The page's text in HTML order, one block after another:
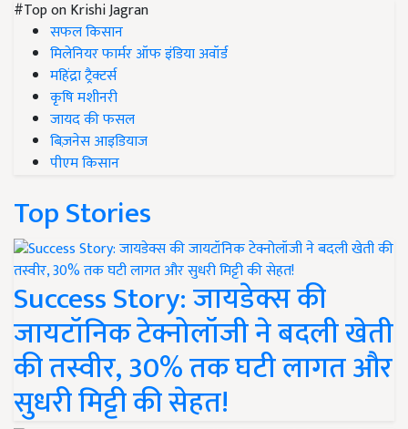
#Top on Krishi Jagran
सफल किसान
मिलेनियर फार्मर ऑफ इंडिया अवॉर्ड
महिंद्रा ट्रैक्टर्स
कृषि मशीनरी
जायद की फसल
बिज़नेस आइडियाज
पीएम किसान
Top Stories
Success Story: जायडेक्स की
जायटॉनिक टेक्नोलॉजी ने बदली खेती
की तस्वीर, 30% तक घटी लागत और
सुधरी मिट्टी की सेहत!